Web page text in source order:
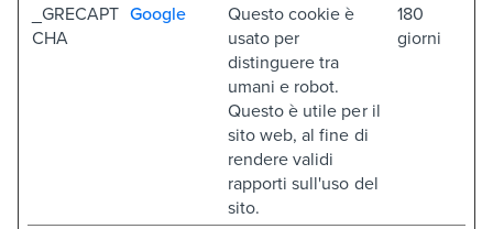
_GRECAPT
CHA
Google
Questo cookie è
usato per
distinguere tra
umani e robot.
Questo è utile per il
sito web, al fine di
rendere validi
rapporti sull'uso del
sito.
180
giorni